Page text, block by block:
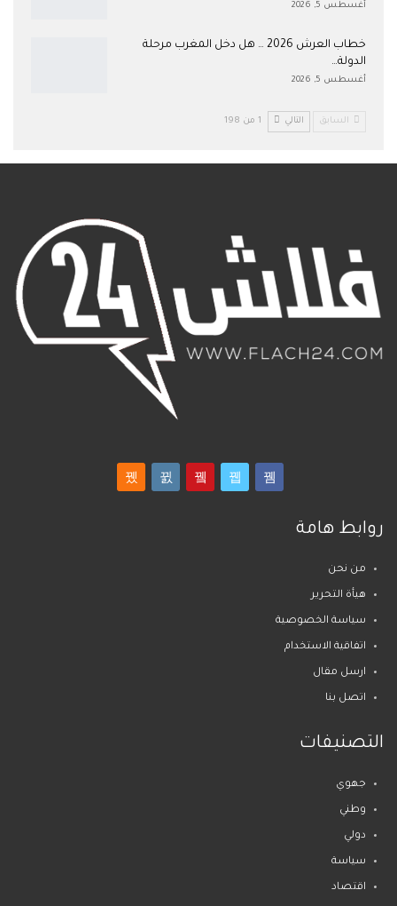
أغسطس 5, 2026
خطاب العرش 2026 … هل دخل المغرب مرحلة
الدولة…
أغسطس 5, 2026
السابق التالي 1 من 198
روابط هامة
من نحن
هيأة التحرير
سياسة الخصوصية
اتفاقية الاستخدام
ارسل مقال
اتصل بنا
التصنيفات
جهوي
وطني
دولي
سياسة
اقتصاد